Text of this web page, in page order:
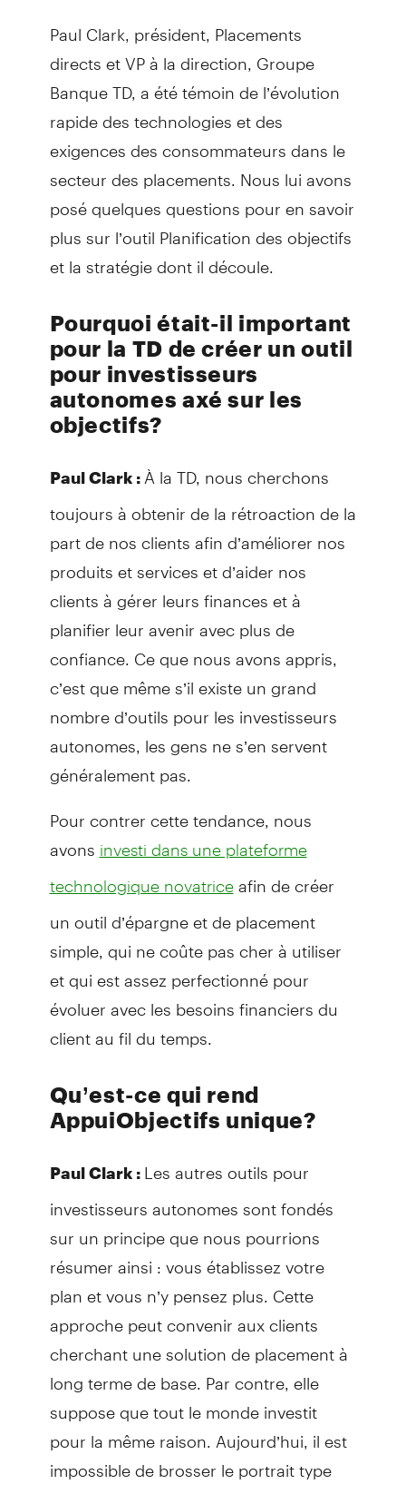
Paul Clark, président, Placements
directs et VP à la direction, Groupe
Banque TD, a été témoin de l’évolution
rapide des technologies et des
exigences des consommateurs dans le
secteur des placements. Nous lui avons
posé quelques questions pour en savoir
plus sur l’outil Planification des objectifs
et la stratégie dont il découle.
Pourquoi était-il important
pour la TD de créer un outil
pour investisseurs
autonomes axé sur les
objectifs?
Paul Clark : À la TD, nous cherchons
toujours à obtenir de la rétroaction de la
part de nos clients afin d’améliorer nos
produits et services et d’aider nos
clients à gérer leurs finances et à
planifier leur avenir avec plus de
confiance. Ce que nous avons appris,
c’est que même s’il existe un grand
nombre d’outils pour les investisseurs
autonomes, les gens ne s’en servent
généralement pas.
Pour contrer cette tendance, nous
avons investi dans une plateforme
technologique novatriceafin de créer
un outil d’épargne et de placement
simple, qui ne coûte pas cher à utiliser
et qui est assez perfectionné pour
évoluer avec les besoins financiers du
client au fil du temps.
Qu’est-ce qui rend
AppuiObjectifs unique?
Paul Clark : Les autres outils pour
investisseurs autonomes sont fondés
sur un principe que nous pourrions
résumer ainsi : vous établissez votre
plan et vous n’y pensez plus. Cette
approche peut convenir aux clients
cherchant une solution de placement à
long terme de base. Par contre, elle
suppose que tout le monde investit
pour la même raison. Aujourd’hui, il est
impossible de brosser le portrait type